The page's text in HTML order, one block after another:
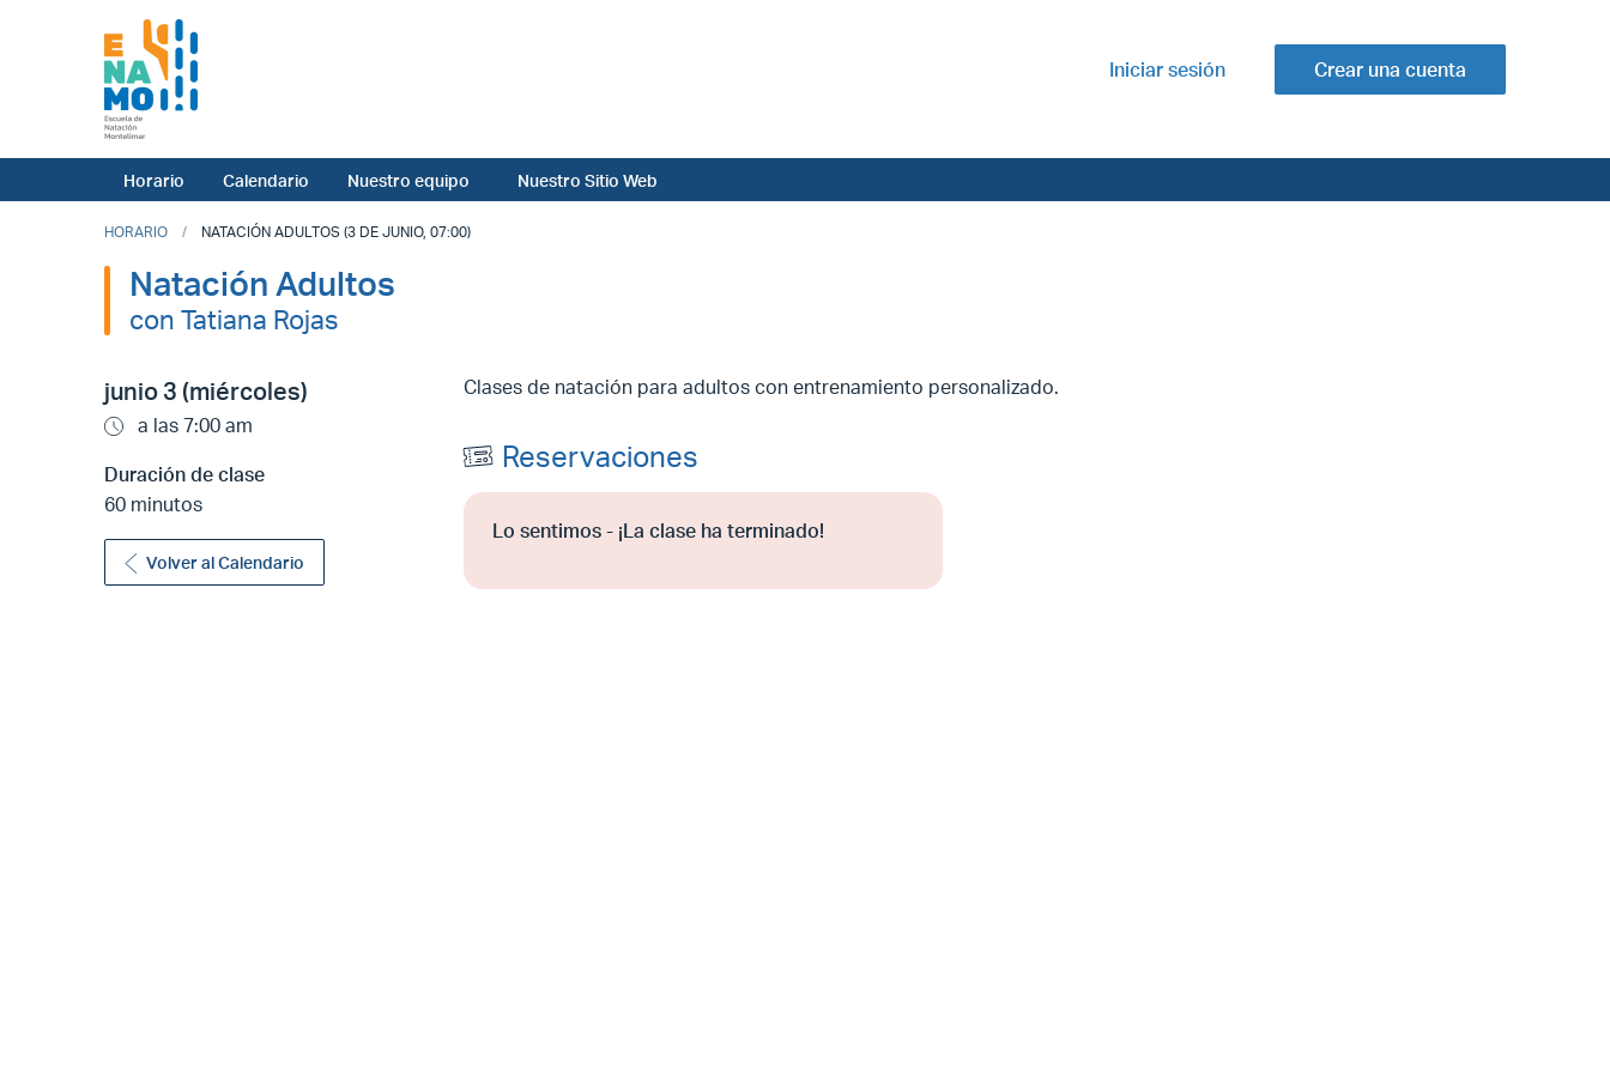
Iniciar sesión Crear una cuenta
Horario Calendario Nuestro equipo Nuestro Sitio Web
HORARIO NATACIÓN ADULTOS (3 DE JUNIO, 07:00)
Natación Adultos
con Tatiana Rojas
junio 3 (miércoles)
a las 7:00 am
Duración de clase
60 minutos
Volver al Calendario
Clases de natación para adultos con entrenamiento personalizado.
Reservaciones
Lo sentimos - ¡La clase ha terminado!